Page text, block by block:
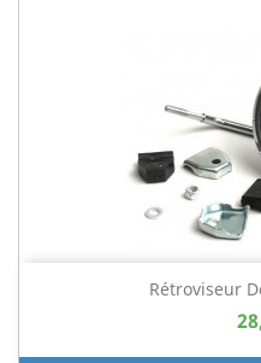
Rétroviseur